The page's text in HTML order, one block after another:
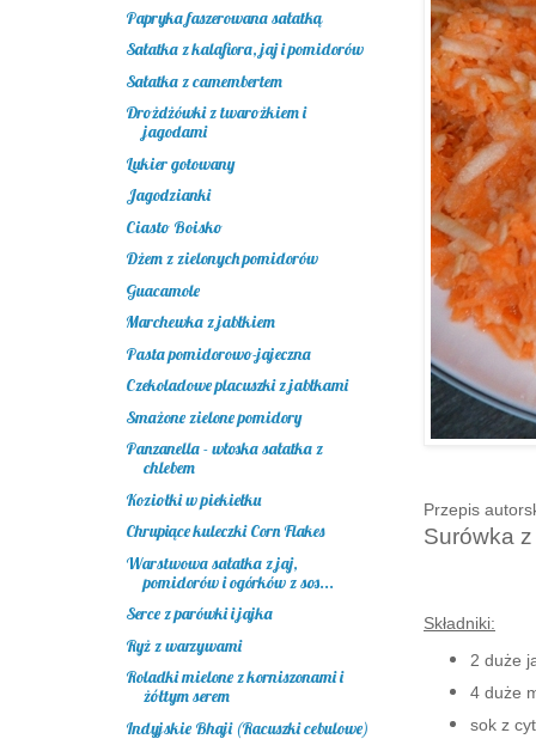
Przepis
Surówka
Składniki:
2 duże
4 duże
sok z
Papryka faszerowana sałatką
Sałatka z kalafiora, jaj i pomidorów
Sałatka z camembertem
Drożdżówki z twarożkiem i
jagodami
Lukier gotowany
Jagodzianki
Ciasto Boisko
Dżem z zielonych pomidorów
Guacamole
Marchewka z jabłkiem
Pasta pomidorowo-jajeczna
Czekoladowe placuszki z jabłkami
Smażone zielone pomidory
Panzanella - włoska sałatka z
chlebem
Koziołki w piekiełku
Chrupiące kuleczki Corn Flakes
Warstwowa sałatka z jaj,
pomidorów i ogórków z sos...
Serce z parówki i jajka
Ryż z warzywami
Roladki mielone z korniszonami i
żółtym serem
Indyjskie Bhaji (Racuszki cebulowe)